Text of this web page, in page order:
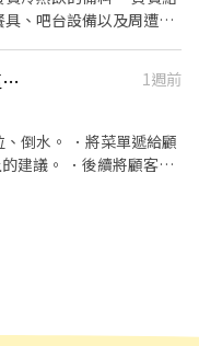
、吧台設備以及周遭工
外場服務生 生日禮金8000元 大同區火鍋店 假日班
1週前
倒水。 ．將菜單遞給顧
建議。 ．後續將顧客點